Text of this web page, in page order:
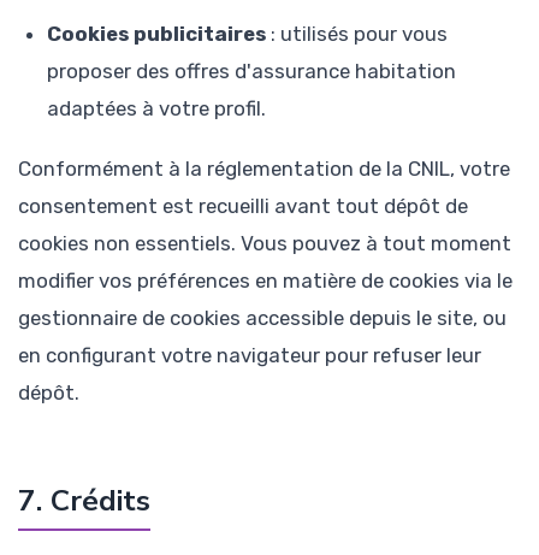
Cookies publicitaires : utilisés pour vous
proposer des offres d'assurance habitation
adaptées à votre profil.
Conformément à la réglementation de la CNIL, votre
consentement est recueilli avant tout dépôt de
cookies non essentiels. Vous pouvez à tout moment
modifier vos préférences en matière de cookies via le
gestionnaire de cookies accessible depuis le site, ou
en configurant votre navigateur pour refuser leur
dépôt.
7. Crédits